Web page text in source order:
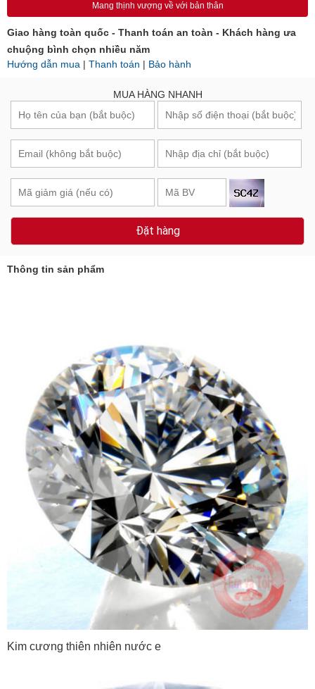
Mang thịnh vượng về với bản thân
Giao hàng toàn quốc - Thanh toán an toàn - Khách hàng ưa
chuộng bình chọn nhiều năm
Hướng dẫn mua | Thanh toán | Bảo hành
MUA HÀNG NHANH
Đặt hàng
Thông tin sản phẩm
Kim cương thiên nhiên nước e